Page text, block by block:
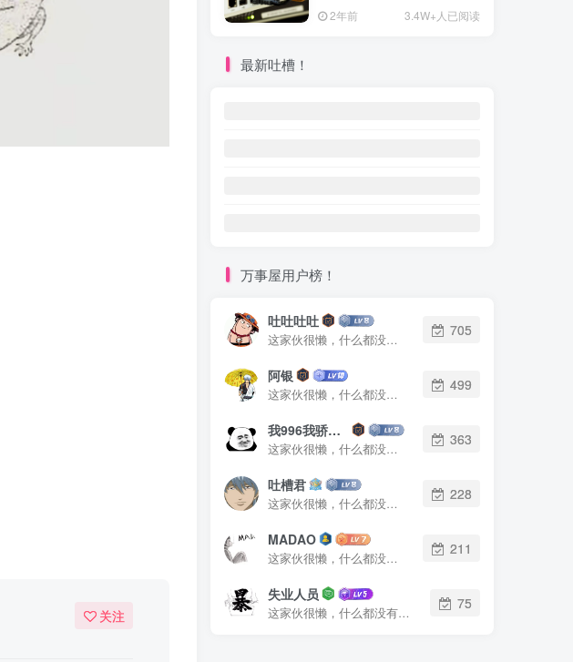
关注
2年前 3.4W+人已阅读
最新吐槽！
万事屋用户榜！
吐吐吐吐
这家伙很懒，什么都没有写...
705
阿银
这家伙很懒，什么都没有写...
499
我996我骄傲了么
这家伙很懒，什么都没有写...
363
吐槽君
这家伙很懒，什么都没有写...
228
MADAO
这家伙很懒，什么都没有写...
211
失业人员
这家伙很懒，什么都没有写...
75